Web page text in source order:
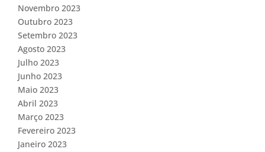
Novembro 2023
Outubro 2023
Setembro 2023
Agosto 2023
Julho 2023
Junho 2023
Maio 2023
Abril 2023
Março 2023
Fevereiro 2023
Janeiro 2023